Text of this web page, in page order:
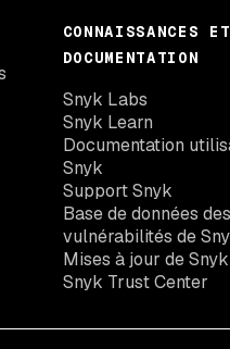
CONNAISSANCES ET
DOCUMENTATION
Snyk Labs
Snyk Learn
Documentation
Snyk
Support Snyk
Base de données des
vulnérabilités de
Mises à jour de Snyk
Snyk Trust Center